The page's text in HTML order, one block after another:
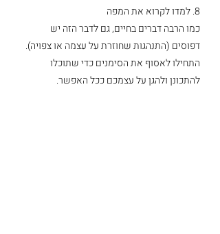
8. למדו לקרוא את המפה
כמו הרבה דברים בחיים, גם לדבר הזה יש
דפוסים (התנהגות שחוזרת על עצמה או צפויה).
התחילו לאסוף את הסימנים כדי שתוכלו
להתכונן ולהגן על עצמכם ככל האפשר.